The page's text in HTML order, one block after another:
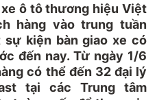
ô tô thương hiệu Việt
hàng vào trung tuần
sự kiện bàn giao xe có
đến nay. Từ ngày 1/6
có thể đến 32 đại lý
tại các Trung tâm